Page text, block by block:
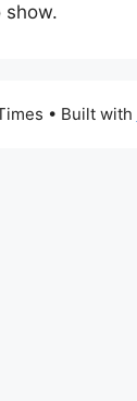
show.
• Built with